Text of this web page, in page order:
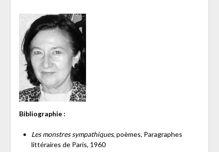
Bibliographie :
Les monstres sympathiques, poèmes, Paragraphes
littéraires de Paris, 1960